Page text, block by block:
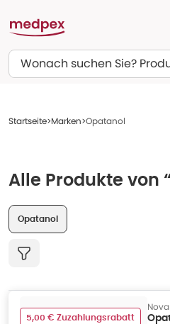
Suchen
Startseite Marken Opatanol
Alle Produkte von
Opatanol
5,00 € Zuzahlungsrabatt